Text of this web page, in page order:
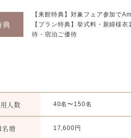
典
【来館特典】対象フェア参加で
【プラン特典】挙式料・新婦様
待・宿泊ご優待
人数 40名〜150名
1名増 17,600円